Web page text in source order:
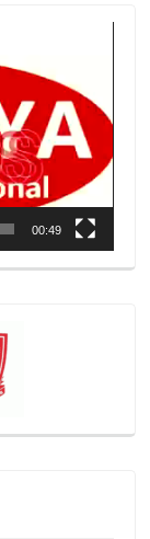
00:49